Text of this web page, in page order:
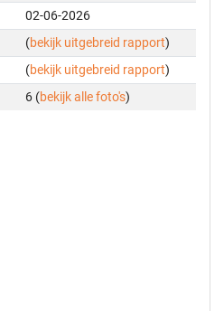
02-06-2026
(bekijk uitgebreid rapport)
(bekijk uitgebreid rapport)
6 (bekijk alle foto's)